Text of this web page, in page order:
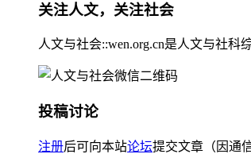
关注人文，关注社会
人文与社会::wen.org.cn是人文与社
投稿讨论
注册后可向本站论坛提交文章（因通